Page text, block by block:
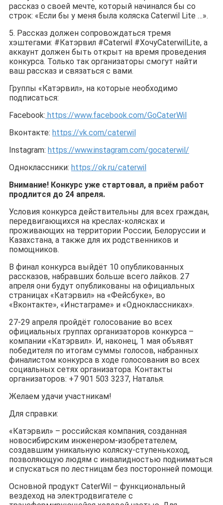
рассказ о своей мечте, который начинался бы со
строк: «Если бы у меня была коляска Caterwil Lite …».
5. Рассказ должен сопровождаться тремя
хэштегами: #Катэрвил #Caterwil #ХочуCaterwilLite, а
аккаунт должен быть открыт на время проведения
конкурса. Только так организаторы смогут найти
ваш рассказ и связаться с вами.
Группы «Катэрвил», на которые необходимо
подписаться:
Facebook: https://www.facebook.com/GoCaterWil
Вконтакте: https://vk.com/caterwil
Instagram: https://www.instagram.com/gocaterwil/
Одноклассники: https://ok.ru/caterwil
Внимание! Конкурс уже стартовал, а приём работ
продлится до 24 апреля.
Условия конкурса действительны для всех граждан,
передвигающихся на креслах-колясках и
проживающих на территории России, Белоруссии и
Казахстана, а также для их родственников и
помощников.
В финал конкурса выйдёт 10 опубликованных
рассказов, набравших больше всего лайков. 27
апреля они будут опубликованы на официальных
страницах «Катэрвил» на «Фейсбуке», во
«Вконтакте», «Инстаграме» и «Одноклассниках».
27-29 апреля пройдёт голосование во всех
официальных группах организаторов конкурса –
компании «Катэрвил». И, наконец, 1 мая объявят
победителя по итогам суммы голосов, набранных
финалистом конкурса в ходе голосования во всех
социальных сетях организатора. Контакты
организаторов: +7 901 503 3237, Наталья.
Желаем удачи участникам!
Для справки:
«Катэрвил» – российская компания, созданная
новосибирским инженером-изобретателем,
создавшим уникальную коляску-ступенькоход,
позволяющую людям с инвалидностью подниматься
и спускаться по лестницам без посторонней помощи.
Основной продукт CaterWil – функциональный
вездеход на электродвигателе с